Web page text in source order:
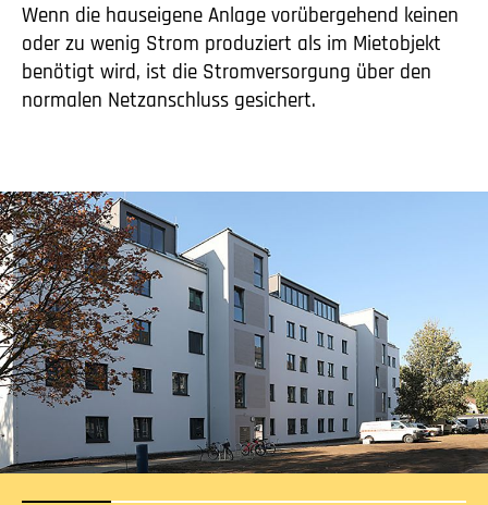
Wenn die hauseigene Anlage vorübergehend keinen
oder zu wenig Strom produziert als im Mietobjekt
benötigt wird, ist die Stromversorgung über den
normalen Netzanschluss gesichert.